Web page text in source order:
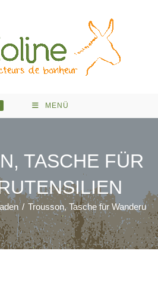
MENÜ
TASCHE FÜR
/ Trousson, Tasche für